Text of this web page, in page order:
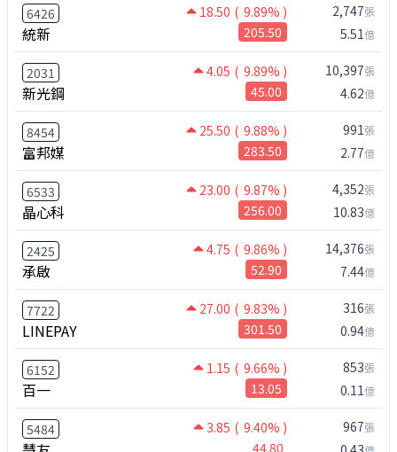
6426 18.50 ( 9.89% )
統新 205.50
2,747張
5.51億
2031 4.05 ( 9.89% )
新光鋼 45.00
10,397張
4.62億
8454 25.50 ( 9.88% )
富邦媒 283.50
991張
2.77億
6533 23.00 ( 9.87% )
晶心科 256.00
4,352張
10.83億
2425 4.75 ( 9.86% )
承啟 52.90
14,376張
7.44億
7722 27.00 ( 9.83% )
LINEPAY 301.50
316張
0.94億
6152 1.15 ( 9.66% )
百一 13.05
853張
0.11億
5484 3.85 ( 9.40% )
44.80
967張